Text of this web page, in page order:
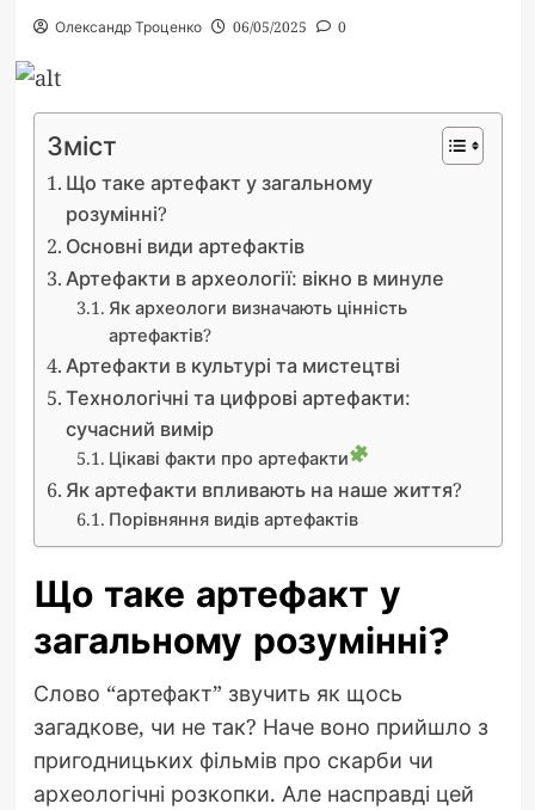
Олександр Троценко 06/05/2025 0
Зміст
Що таке артефакт у загальному
розумінні?
Основні види артефактів
Артефакти в археології: вікно в минуле
Як археологи визначають цінність
артефактів?
Артефакти в культурі та мистецтві
Технологічні та цифрові артефакти:
сучасний вимір
Цікаві факти про артефакти
Як артефакти впливають на наше життя?
Порівняння видів артефактів
Що таке артефакт у
загальному розумінні?
Слово “артефакт” звучить як щось
загадкове, чи не так? Наче воно прийшло з
пригодницьких фільмів про скарби чи
археологічні розкопки. Але насправді цей